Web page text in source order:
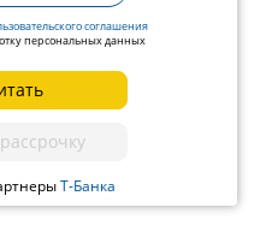
соглашения
персональных данных
Т-Банка